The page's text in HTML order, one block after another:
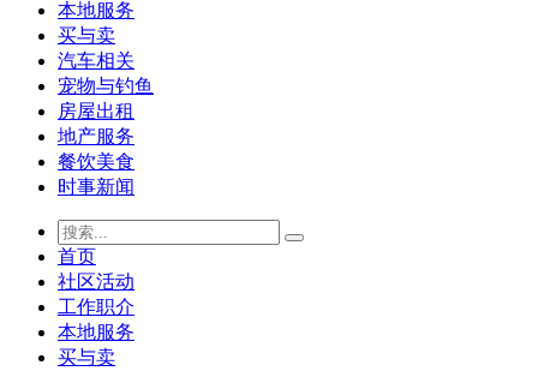
本地服务
买与卖
汽车相关
宠物与钓鱼
房屋出租
地产服务
餐饮美食
时事新闻
首页
社区活动
工作职介
本地服务
买与卖